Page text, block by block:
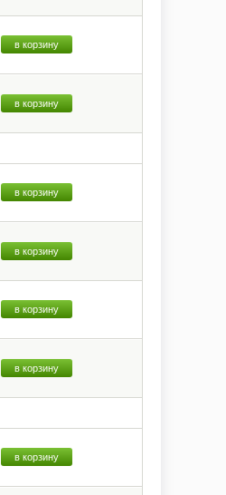
в корзину
в корзину
в корзину
в корзину
в корзину
в корзину
в корзину